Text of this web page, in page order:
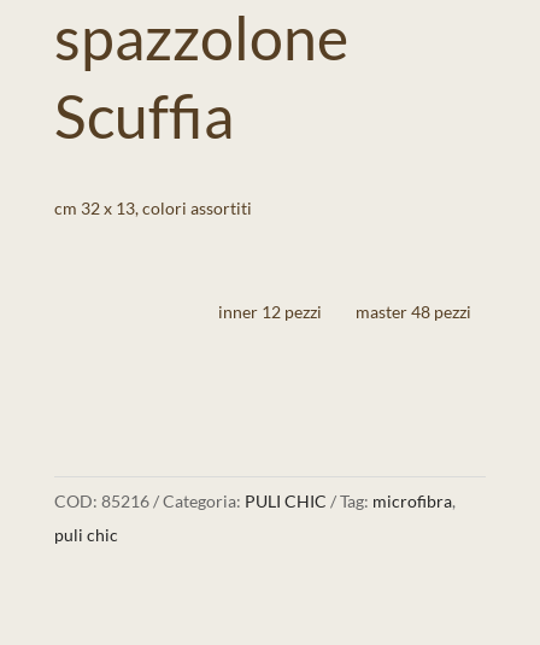
spazzolone
Scuffia
cm 32 x 13, colori assortiti
inner 12 pezzi master 48 pezzi
COD: 85216 Categoria: PULI CHIC Tag: microfibra,
puli chic